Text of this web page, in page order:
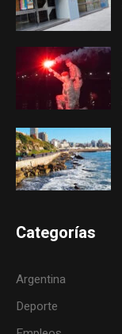
Categorías
Argentina
Deporte